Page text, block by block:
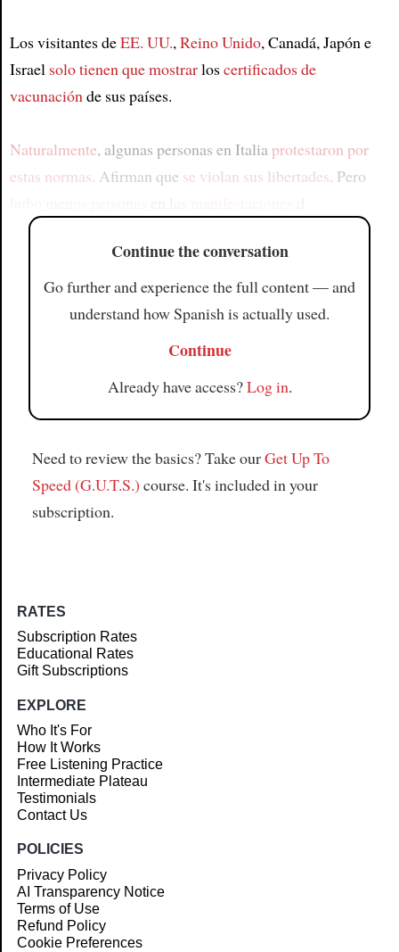
Los visitantes deEE. UU.,Reino Unido, Canadá, Japón e
Israel solo tienen que mostrarloscertificados de
vacunaciónde sus países.
Naturalmente, algunas personas en Italia protestaron por
estas normas. Afirman que se violan sus libertades. Pero
Continue the conversation
Go further and experience the full content — and
understand how Spanish is actually used.
Continue
Already have access?Log in.
Need to review the basics? Take ourGet Up To
Speed (G.U.T.S.) course. It's included in your
subscription.
RATES
Subscription Rates
Educational Rates
Gift Subscriptions
EXPLORE
Who It's For
How It Works
Free Listening Practice
Intermediate Plateau
Testimonials
Contact Us
POLICIES
Privacy Policy
AI Transparency Notice
Terms of Use
Refund Policy
Cookie Preferences